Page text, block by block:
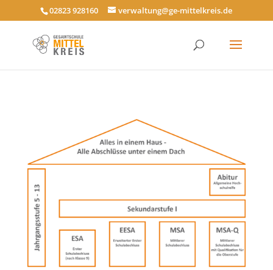
02823 928160 verwaltung@ge-mittelkreis.de